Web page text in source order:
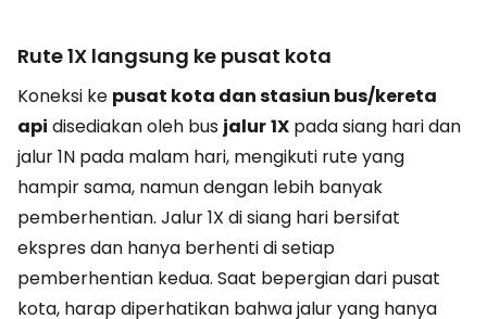
Rute 1X langsung ke pusat kota
Koneksi ke pusat kota dan stasiun bus/kereta
api disediakan oleh bus jalur1X pada siang hari dan
jalur 1N pada malam hari, mengikuti rute yang
hampir sama, namun dengan lebih banyak
pemberhentian. Jalur 1X di siang hari bersifat
ekspres dan hanya berhenti di setiap
pemberhentian kedua. Saat bepergian dari pusat
kota, harap diperhatikan bahwa jalur yang hanya